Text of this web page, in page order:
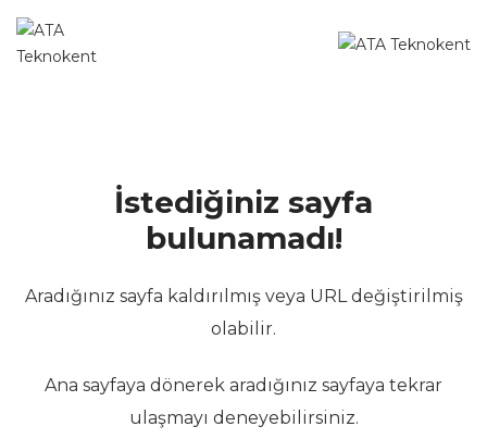
İstediğiniz sayfa
bulunamadı!
Aradığınız sayfa kaldırılmış veya URL değiştirilmiş
olabilir.
Ana sayfaya dönerek aradığınız sayfaya tekrar
ulaşmayı deneyebilirsiniz.